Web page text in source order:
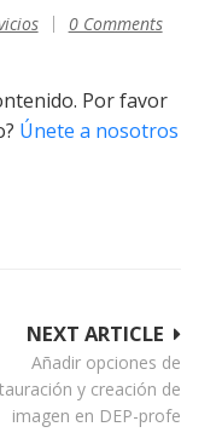
0 Comments
Por favor
Únete a nosotros
NEXT ARTICLE
Añadir opciones de
y creación de
imagen en DEP-profe